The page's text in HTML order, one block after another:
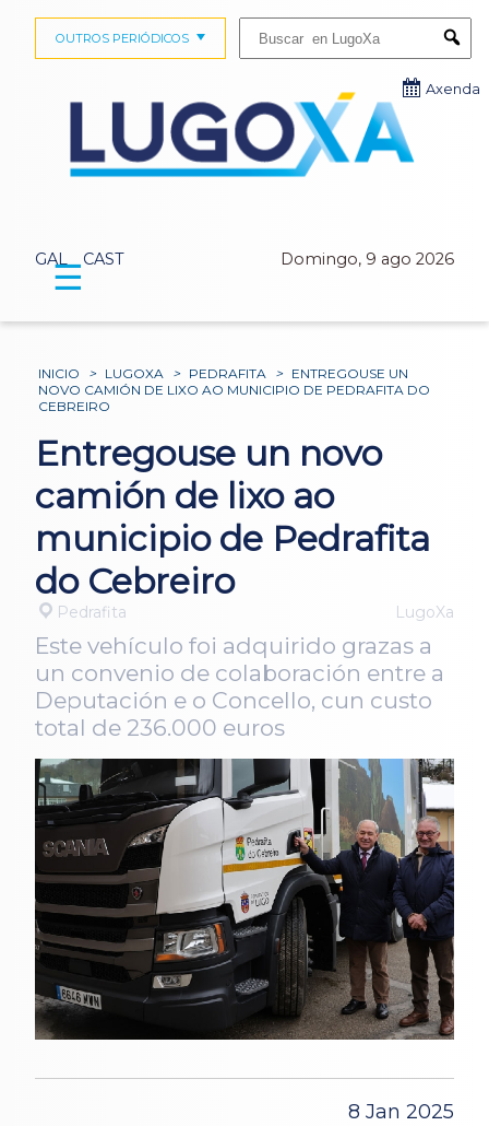
GAL CAST Domingo, 9 ago 2026
OUTROS PERIÓDICOS
Axenda
☰
INICIO > LUGOXA > PEDRAFITA > ENTREGOUSE UN
NOVO CAMIÓN DE LIXO AO MUNICIPIO DE PEDRAFITA DO
CEBREIRO
Entregouse un novo
camión de lixo ao
municipio de Pedrafita
do Cebreiro
Pedrafita LugoXa
Este vehículo foi adquirido grazas a
un convenio de colaboración entre a
Deputación e o Concello, cun custo
total de 236.000 euros
8 Jan 2025